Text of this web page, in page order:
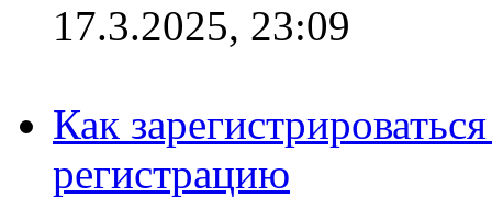
17.3.2025, 23:09
Как
регистрацию